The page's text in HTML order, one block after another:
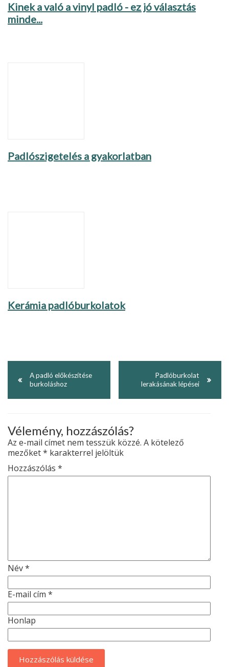
Kinek a való a vinyl padló - ez jó választás
minde...
Padlószigetelés a gyakorlatban
Kerámia padlóburkolatok
A padló előkészítése
burkoláshoz
Padlóburkolat
lerakásának lépései
Vélemény, hozzászólás?
Az e-mail címet nem tesszük közzé. A kötelező
mezőket* karakterrel jelöltük
Hozzászólás *
Név*
E-mail cím *
Honlap